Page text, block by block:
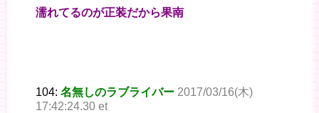
濡れてるのが正装だから果南
104: 名無しのラブライバー 2017/03/16(木)
17:42:24.30 et